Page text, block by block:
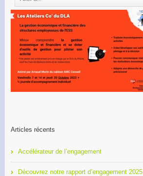
Articles récents
Accélérateur de l’engagement
Découvrez notre rapport d’engagement 2025